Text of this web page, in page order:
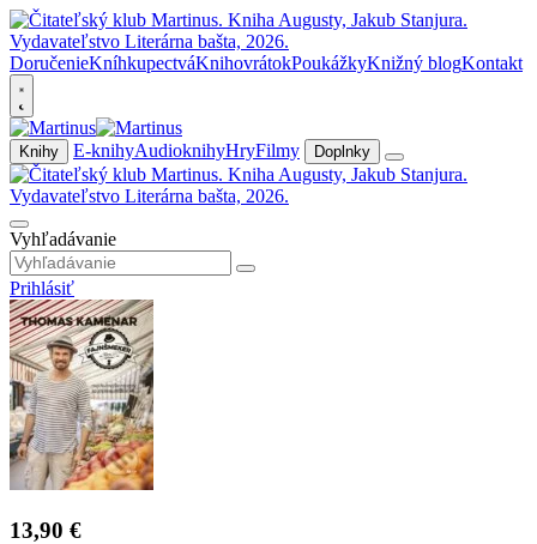
DoručenieKníhkupectváKnihovrátokPoukážkyKnižný blogKontakt
Knihy E-knihyAudioknihyHryFilmy Doplnky
Vyhľadávanie
Prihlásiť
13,90 €